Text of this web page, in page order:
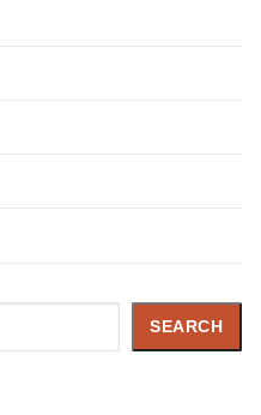
SEARCH